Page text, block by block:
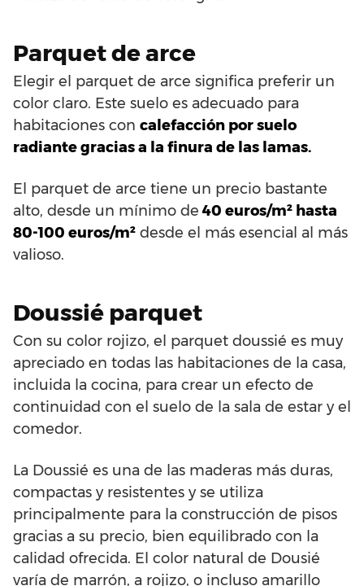
Parquet de arce
Elegir el parquet de arce significa preferir un
color claro. Este suelo es adecuado para
habitaciones con calefacción por suelo
radiante gracias a la finura de las lamas.
El parquet de arce tiene un precio bastante
alto, desde un mínimo de 40 euros/m² hasta
80-100 euros/m² desde el más esencial al más
valioso.
Doussié parquet
Con su color rojizo, el parquet doussié es muy
apreciado en todas las habitaciones de la casa,
incluida la cocina, para crear un efecto de
continuidad con el suelo de la sala de estar y el
comedor.
La Doussié es una de las maderas más duras,
compactas y resistentes y se utiliza
principalmente para la construcción de pisos
gracias a su precio, bien equilibrado con la
calidad ofrecida. El color natural de Dousié
varía de marrón, a rojizo, o incluso amarillo